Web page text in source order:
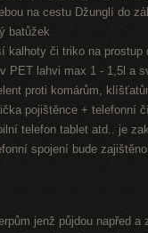
na cestu Džunglí do
batůžek
kalhoty či triko na prostup
PET lahvi max 1 - 1,5l a
proti komárům,
pojištěnce + telefonní
telefon tablet atd.. je
spojení bude
jenž půjdou napřed